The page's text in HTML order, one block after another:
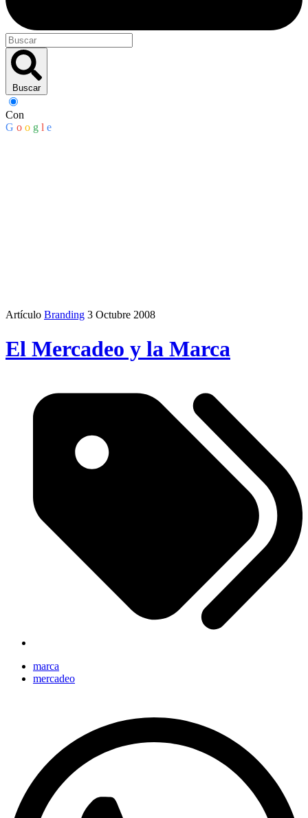
Buscar
Con
G o o g l e
Artículo Branding 3 Octubre 2008
El Mercadeo y la Marca
marca
mercadeo